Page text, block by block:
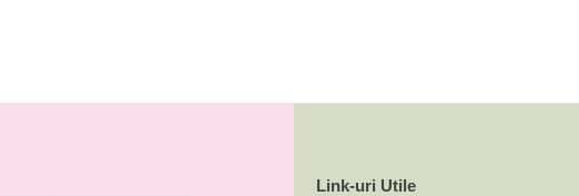
Link-uri Utile